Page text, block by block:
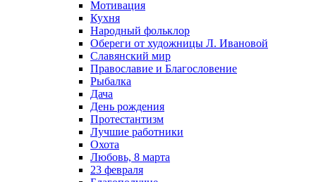
Мотивация
Кухня
Народный фольклор
Обереги от художницы Л. Ивановой
Славянский мир
Православие и Благословение
Рыбалка
Дача
День рождения
Протестантизм
Лучшие работники
Охота
Любовь, 8 марта
23 февраля